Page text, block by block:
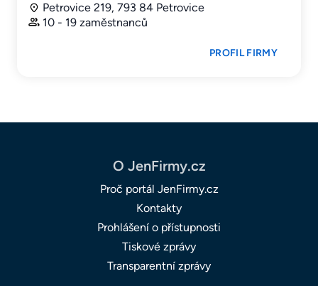
Petrovice 219, 793 84 Petrovice
10 - 19 zaměstnanců
PROFIL FIRMY
O JenFirmy.cz
Proč portál JenFirmy.cz
Kontakty
Prohlášení o přístupnosti
Tiskové zprávy
Transparentní zprávy